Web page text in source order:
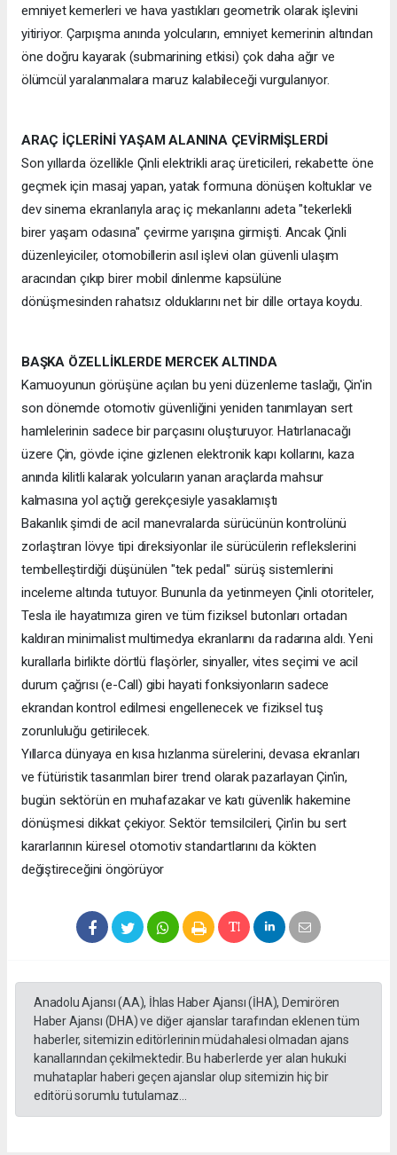
emniyet kemerleri ve hava yastıkları geometrik olarak işlevini
yitiriyor. Çarpışma anında yolcuların, emniyet kemerinin altından
öne doğru kayarak (submarining etkisi) çok daha ağır ve
ölümcül yaralanmalara maruz kalabileceği vurgulanıyor.
ARAÇ İÇLERİNİ YAŞAM ALANINA ÇEVİRMİŞLERDİ
Son yıllarda özellikle Çinli elektrikli araç üreticileri, rekabette öne
geçmek için masaj yapan, yatak formuna dönüşen koltuklar ve
dev sinema ekranlarıyla araç iç mekanlarını adeta "tekerlekli
birer yaşam odasına" çevirme yarışına girmişti. Ancak Çinli
düzenleyiciler, otomobillerin asıl işlevi olan güvenli ulaşım
aracından çıkıp birer mobil dinlenme kapsülüne
dönüşmesinden rahatsız olduklarını net bir dille ortaya koydu.
BAŞKA ÖZELLİKLERDE MERCEK ALTINDA
Kamuoyunun görüşüne açılan bu yeni düzenleme taslağı, Çin'in
son dönemde otomotiv güvenliğini yeniden tanımlayan sert
hamlelerinin sadece bir parçasını oluşturuyor. Hatırlanacağı
üzere Çin, gövde içine gizlenen elektronik kapı kollarını, kaza
anında kilitli kalarak yolcuların yanan araçlarda mahsur
kalmasına yol açtığı gerekçesiyle yasaklamıştı
Bakanlık şimdi de acil manevralarda sürücünün kontrolünü
zorlaştıran lövye tipi direksiyonlar ile sürücülerin reflekslerini
tembelleştirdiği düşünülen "tek pedal" sürüş sistemlerini
inceleme altında tutuyor. Bununla da yetinmeyen Çinli otoriteler,
Tesla ile hayatımıza giren ve tüm fiziksel butonları ortadan
kaldıran minimalist multimedya ekranlarını da radarına aldı. Yeni
kurallarla birlikte dörtlü flaşörler, sinyaller, vites seçimi ve acil
durum çağrısı (e-Call) gibi hayati fonksiyonların sadece
ekrandan kontrol edilmesi engellenecek ve fiziksel tuş
zorunluluğu getirilecek.
Yıllarca dünyaya en kısa hızlanma sürelerini, devasa ekranları
ve fütüristik tasarımları birer trend olarak pazarlayan Çin'in,
bugün sektörün en muhafazakar ve katı güvenlik hakemine
dönüşmesi dikkat çekiyor. Sektör temsilcileri, Çin'in bu sert
kararlarının küresel otomotiv standartlarını da kökten
değiştireceğini öngörüyor
Anadolu Ajansı (AA), İhlas Haber Ajansı (İHA), Demirören
Haber Ajansı (DHA) ve diğer ajanslar tarafından eklenen tüm
haberler, sitemizin editörlerinin müdahalesi olmadan ajans
kanallarından çekilmektedir. Bu haberlerde yer alan hukuki
muhataplar haberi geçen ajanslar olup sitemizin hiç bir
editörü sorumlu tutulamaz...